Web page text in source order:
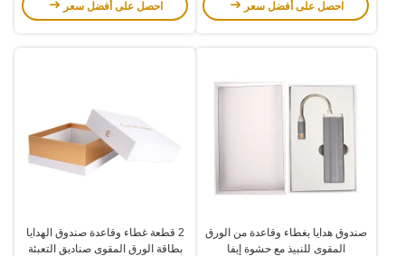
احصل على أفضل سعر
احصل على أفضل سعر
صندوق هدايا بغطاء وقاعدة من الورق
المقوى للنبيذ مع حشوة إيفا
2 قطعة غطاء وقاعدة صندوق الهدايا
بطاقة الورق المقوى صناديق التعبئة